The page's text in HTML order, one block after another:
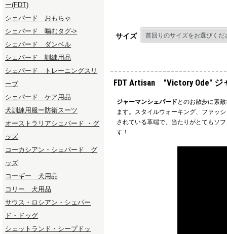
ー(FDT)
シェパード おもちゃ
シェパード 噛むタグ->
シェパード ダンベル
シェパード 訓練用品
シェパード トレーニングスリ
ーブ
シェパード ケア用品
犬訓練用服ー防衛スーツ
オーストラリアシェパード ・グ
ッズ
コーカシアン・シェパード グ
ッズ
コーギー 犬用品
コリー 犬用品
サウス・ロシアン・シェパー
ド・ドッグ
シェットランド・シープドッ
サイズ
FDT Artisan "Victory Ode"
ジャーマンシェパード とのお散歩に素
ます。スタイルウォーキング、ファッ
されている革端で、当たりがとてもソ
す！